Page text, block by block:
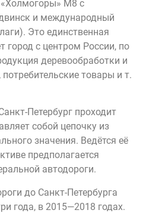
М8 с
и международный
Это единственная
город с центром России, по
деревообработки и
товары и т.
Петербург проходит
собой цепочку из
значения. Ведётся её
предполагается
автодороги.
до Санкт-Петербурга
года, в 2015—2018 годах.